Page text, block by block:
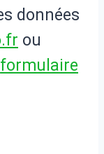
données
ou
formulaire